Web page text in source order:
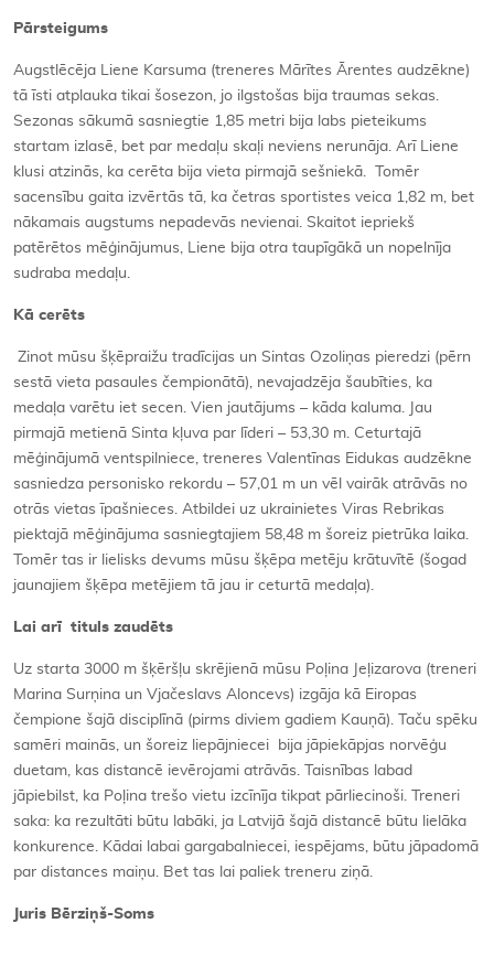
Pārsteigums
Augstlēcēja Liene Karsuma (treneres Mārītes Ārentes audzēkne)
tā īsti atplauka tikai šosezon, jo ilgstošas bija traumas sekas.
Sezonas sākumā sasniegtie 1,85 metri bija labs pieteikums
startam izlasē, bet par medaļu skaļi neviens nerunāja. Arī Liene
klusi atzinās, ka cerēta bija vieta pirmajā sešniekā. Tomēr
sacensību gaita izvērtās tā, ka četras sportistes veica 1,82 m, bet
nākamais augstums nepadevās nevienai. Skaitot iepriekš
patērētos mēģinājumus, Liene bija otra taupīgākā un nopelnīja
sudraba medaļu.
Kā cerēts
Zinot mūsu šķēpraižu tradīcijas un Sintas Ozoliņas pieredzi (pērn
sestā vieta pasaules čempionātā), nevajadzēja šaubīties, ka
medaļa varētu iet secen. Vien jautājums – kāda kaluma. Jau
pirmajā metienā Sinta kļuva par līderi – 53,30 m. Ceturtajā
mēģinājumā ventspilniece, treneres Valentīnas Eidukas audzēkne
sasniedza personisko rekordu – 57,01 m un vēl vairāk atrāvās no
otrās vietas īpašnieces. Atbildei uz ukrainietes Viras Rebrikas
piektajā mēģinājuma sasniegtajiem 58,48 m šoreiz pietrūka laika.
Tomēr tas ir lielisks devums mūsu šķēpa metēju krātuvītē (šogad
jaunajiem šķēpa metējiem tā jau ir ceturtā medaļa).
Lai arī tituls zaudēts
Uz starta 3000 m šķēršļu skrējienā mūsu Poļina Jeļizarova (treneri
Marina Surņina un Vjačeslavs Aloncevs) izgāja kā Eiropas
čempione šajā disciplīnā (pirms diviem gadiem Kauņā). Taču spēku
samēri mainās, un šoreiz liepājniecei bija jāpiekāpjas norvēģu
duetam, kas distancē ievērojami atrāvās. Taisnības labad
jāpiebilst, ka Poļina trešo vietu izcīnīja tikpat pārliecinoši. Treneri
saka: ka rezultāti būtu labāki, ja Latvijā šajā distancē būtu lielāka
konkurence. Kādai labai gargabalniecei, iespējams, būtu jāpadomā
par distances maiņu. Bet tas lai paliek treneru ziņā.
Juris Bērziņš-Soms